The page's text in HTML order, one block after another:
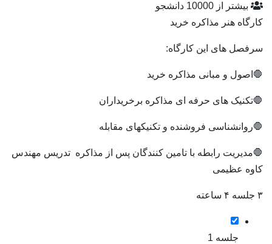
بیشتر از 10000 دانشجو
کارگاه هنر مذاکره خرید
سرفصل های این کارگاه:
🛑 اصول و مبانی مذاکره خرید
🛑تکنیک های حرفه ای مذاکره برخریداران
🛑روانشناسی فروشنده و تکنیکهای مقابله
🛑مدیریت رابطه با تامین کنندگان پس از مذاکره تدریس مهندس
کاوه عظیمی
۳ جلسه ۴ ساعته
جلسه 1